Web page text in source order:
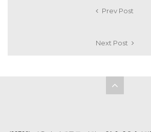
Prev Post
Next Post